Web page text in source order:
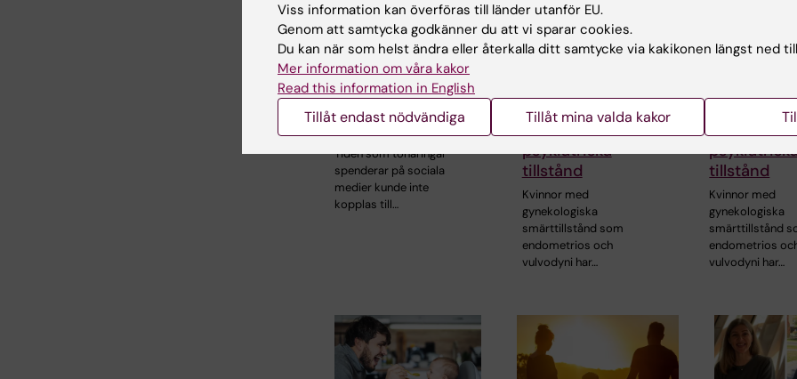
21 jul 2026
Sociala medier i
tonåren ökade inte
risken för psykisk
ohälsa
Tiden som tonåringar
spenderar på sociala
medier kunde inte
kopplas till…
23 jun 2026
mellan gynekologisk
smärta och
psykiatriska
tillstånd
Kvinnor med
gynekologiska
smärttillstånd som
endometrios och
vulvodyni har…
23 jun 2026
mellan
tillstånd
Kvinnor med
gynekologiska
smärttillstånd
endometrios
vulvodyni har…
Viss information kan överföras till länder utanför EU.
Genom att samtycka godkänner du att vi sparar cookies.
Du kan när som helst ändra eller återkalla ditt samtycke via kakikonen längst ned
Mer information om våra kakor
Read this information in English
Tillåt endast nödvändiga Tillåt mina valda kakor